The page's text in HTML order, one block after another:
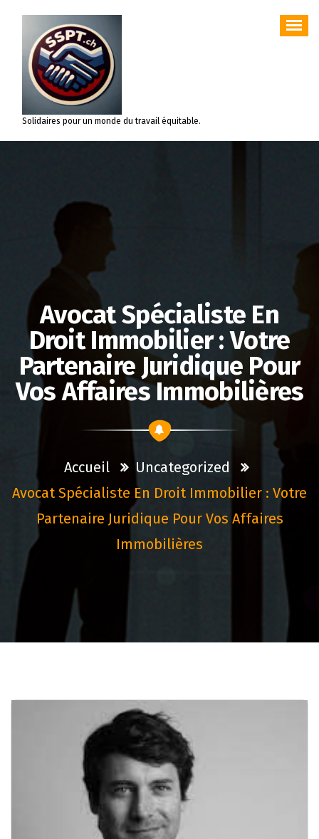
contenu
Solidaires pour un monde du travail équitable.
Avocat Spécialiste En
Droit Immobilier : Votre
Partenaire Juridique Pour
Vos Affaires Immobilières
Accueil
Uncategorized
Avocat Spécialiste En Droit Immobilier : Votre
Partenaire Juridique Pour Vos Affaires
Immobilières